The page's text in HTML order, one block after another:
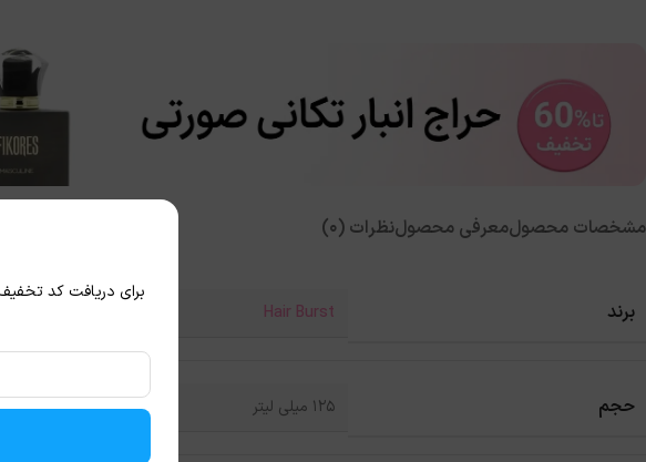
مشخصات محصولمعرفی محصولنظرات (0)
برند Hair Burst
حجم 125 میلی لیتر